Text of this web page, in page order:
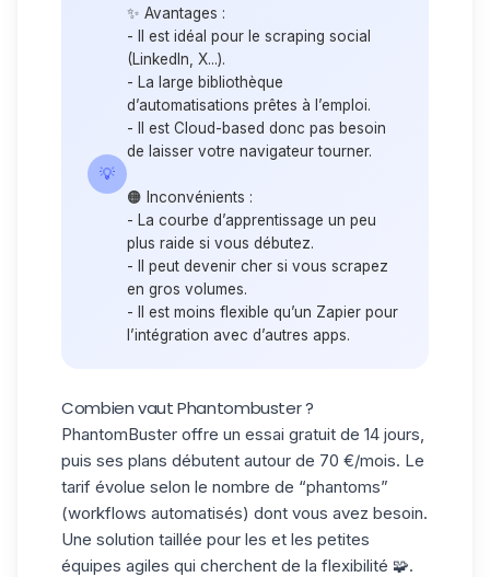
💡
✨ Avantages :
- Il est idéal pour le scraping social
(LinkedIn, X...).
- La large bibliothèque
d’automatisations prêtes à l’emploi.
- Il est Cloud-based donc pas besoin
de laisser votre navigateur tourner.
🟠 Inconvénients :
- La courbe d’apprentissage un peu
plus raide si vous débutez.
- Il peut devenir cher si vous scrapez
en gros volumes.
- Il est moins flexible qu’un Zapier pour
l’intégration avec d’autres apps.
Combien vaut Phantombuster ?
PhantomBuster offre un essai gratuit de 14 jours,
puis ses plans débutent autour de 70 €/mois. Le
tarif évolue selon le nombre de “phantoms”
(workflows automatisés) dont vous avez besoin.
Une solution taillée pour les et les petites
équipes agiles qui cherchent de la flexibilité 🧩.